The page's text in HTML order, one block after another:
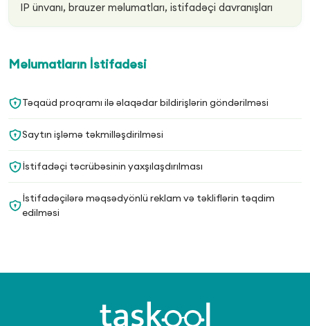
IP ünvanı, brauzer məlumatları, istifadəçi davranışları
Məlumatların İstifadəsi
Təqaüd proqramı ilə əlaqədar bildirişlərin göndərilməsi
Saytın işləmə təkmilləşdirilməsi
İstifadəçi təcrübəsinin yaxşılaşdırılması
İstifadəçilərə məqsədyönlü reklam və təkliflərin təqdim
edilməsi